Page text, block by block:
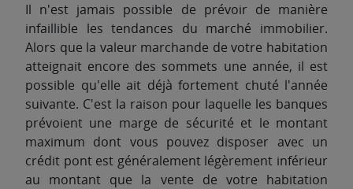
Il n'est jamais possible de prévoir de manière
infaillible les tendances du marché immobilier.
Alors que la valeur marchande de votre habitation
atteignait encore des sommets une année, il est
possible qu'elle ait déjà fortement chuté l'année
suivante. C'est la raison pour laquelle les banques
prévoient une marge de sécurité et le montant
maximum dont vous pouvez disposer avec un
crédit pont est généralement légèrement inférieur
au montant que la vente de votre habitation